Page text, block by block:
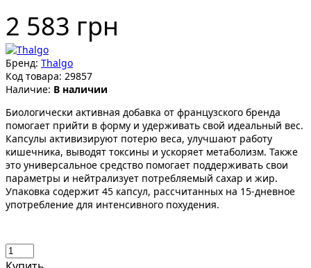
2 583 грн
Бренд: Thalgo
Код товара: 29857
Наличие: В наличии
Биологически активная добавка от французского бренда
помогает прийти в форму и удерживать свой идеальный вес.
Капсулы активизируют потерю веса, улучшают работу
кишечника, выводят токсины и ускоряет метаболизм. Также
это универсальное средство помогает поддерживать свои
параметры и нейтрализует потребляемый сахар и жир.
Упаковка содержит 45 капсул, рассчитанных на 15-дневное
употребление для интенсивного похудения.